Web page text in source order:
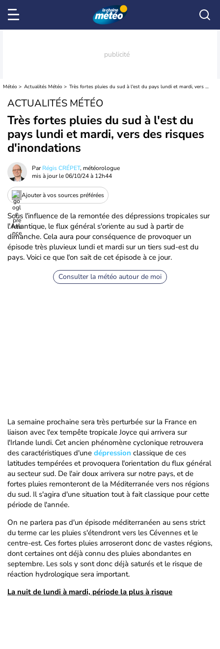
Météo Actualités Météo Très fortes pluies du sud à l'est du pays lundi et mardi, vers des risques d'inondations
ACTUALITÉS MÉTÉO
Très fortes pluies du sud à l'est du
pays lundi et mardi, vers des risques
d'inondations
ParRégis CRÉPET, météorologue
mis à jour le06/10/24 à 12h44
Ajouter à vos sources préférées
Sous l'influence de la remontée des dépressions tropicales sur
l'Atlantique, le flux général s'oriente au sud à partir de
dimanche. Cela aura pour conséquence de provoquer un
épisode très pluvieux lundi et mardi sur un tiers sud-est du
pays. Voici ce que l'on sait de cet épisode à ce jour.
Consulter la météo autour de moi
La semaine prochaine sera très perturbée sur la France en
liaison avec l'ex tempête tropicale Joyce qui arrivera sur
l'Irlande lundi. Cet ancien phénomène cyclonique retrouvera
des caractéristiques d'une dépression classique de ces
latitudes tempérées et provoquera l'orientation du flux général
au secteur sud. De l'air doux arrivera sur notre pays, et de
fortes pluies remonteront de la Méditerranée vers nos régions
du sud. Il s'agira d'une situation tout à fait classique pour cette
période de l'année.
On ne parlera pas d'un épisode méditerranéen au sens strict
du terme car les pluies s'étendront vers les Cévennes et le
centre-est. Ces fortes pluies arroseront donc de vastes régions,
dont certaines ont déjà connu des pluies abondantes en
septembre. Les sols y sont donc déjà saturés et le risque de
réaction hydrologique sera important.
La nuit de lundi à mardi, période la plus à risque